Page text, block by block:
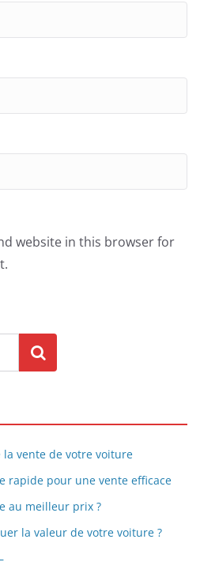
website in this browser for
Search
vente de votre voiture
rapide pour une vente efficace
au meilleur prix ?
la valeur de votre voiture ?